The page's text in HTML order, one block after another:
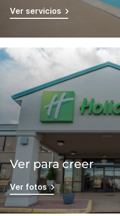
Ver servicios
Ver para creer
Ver fotos